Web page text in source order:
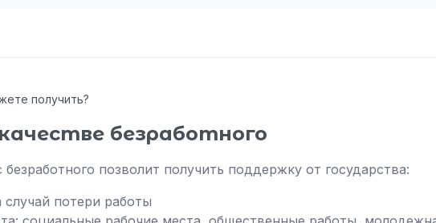
получить?
безработного
позволит получить поддержку от государства:
потери работы